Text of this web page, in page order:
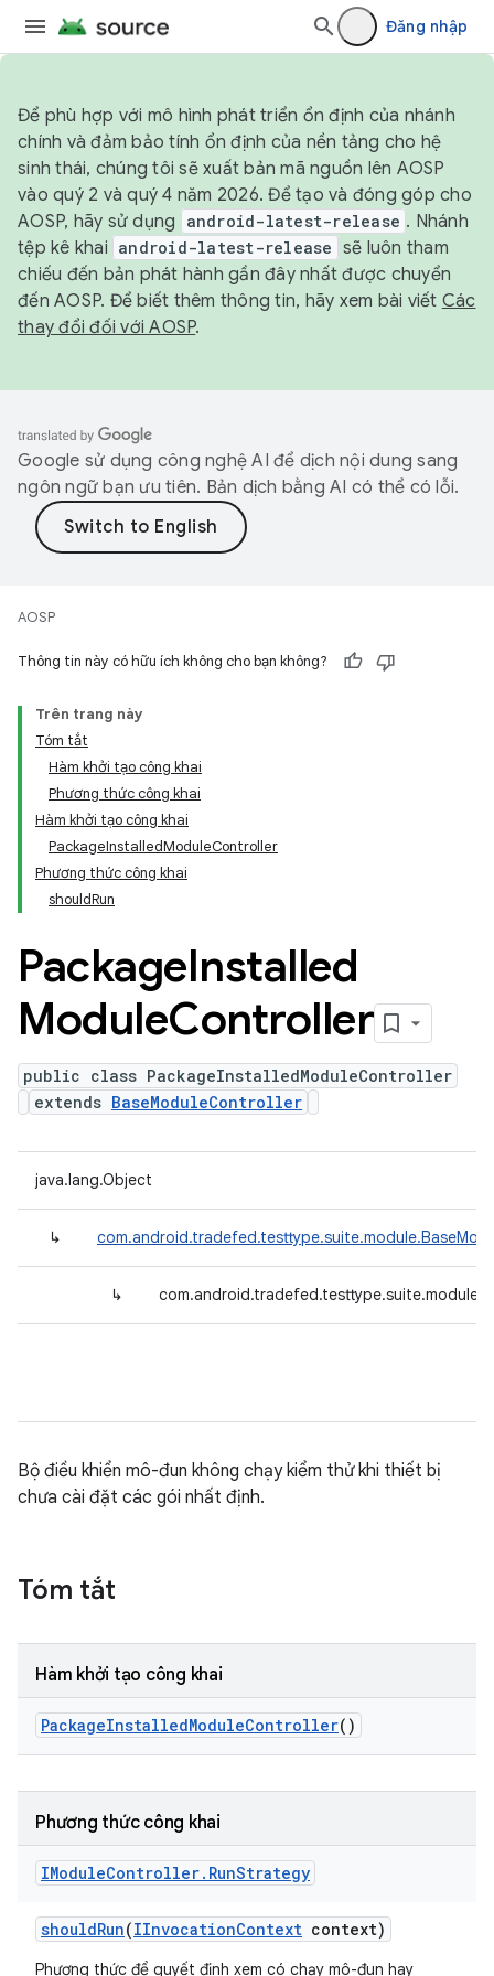
Đăng nhập
Để phù hợp với mô hình phát triển ổn định của nhánh
chính và đảm bảo tính ổn định của nền tảng cho hệ
sinh thái, chúng tôi sẽ xuất bản mã nguồn lên AOSP
vào quý 2 và quý 4 năm 2026. Để tạo và đóng góp cho
AOSP, hãy sử dụng
android-latest-release . Nhánh
tệp kê khai android-latest-release sẽ luôn tham
chiếu đến bản phát hành gần đây nhất được chuyển
đến AOSP. Để biết thêm thông tin, hãy xem bài viết Các
thay đổi đối với AOSP.
Google sử dụng công nghệ AI để dịch nội dung sang
ngôn ngữ bạn ưu tiên. Bản dịch bằng AI có thể có lỗi.
AOSP
Thông tin này có hữu ích không cho bạn không?
Trên trang này
Tóm tắt
Hàm khởi tạo công khai
Phương thức công khai
Hàm khởi tạo công khai
PackageInstalledModuleController
Phương thức công khai
shouldRun
PackageInstalled
ModuleController
public class PackageInstalledModuleController
extends BaseModuleController
java.lang.Object
↳
↳
Bộ điều khiển mô-đun không chạy kiểm thử khi thiết bị
chưa cài đặt các gói nhất định.
Tóm tắt
Hàm khởi tạo công khai
PackageInstalledModuleController()
Phương thức công khai
IModuleController. RunStrategy
shouldRun(IInvocationContext context)
Phương thức để quyết định xem có chạy mô-đun hay